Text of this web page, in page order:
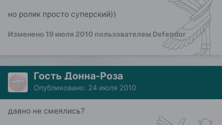
но ролик просто суперский))
Изменено 19 июля 2010 пользователем Defendor
Гость Донна-Роза
Опубликовано: 24 июля 2010
давно не смеялись?